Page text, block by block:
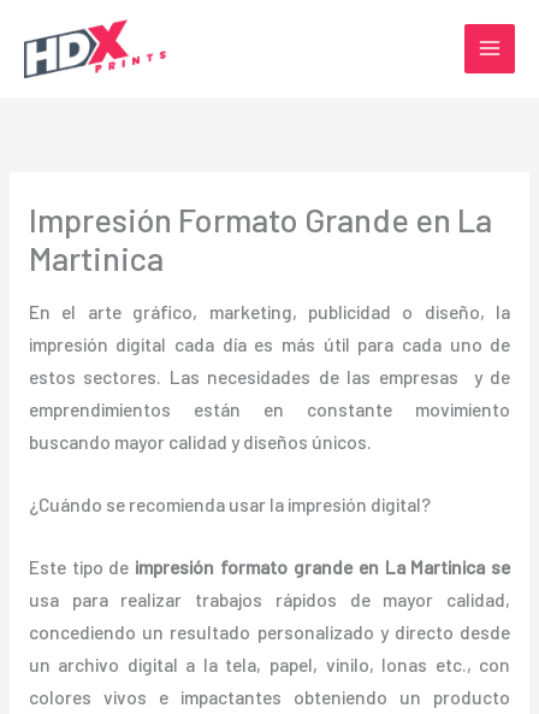
contenido
Impresión Formato Grande en La
Martinica
En el arte gráfico, marketing, publicidad o diseño, la
impresión digital cada día es más útil para cada uno de
estos sectores. Las necesidades de las empresas y de
emprendimientos están en constante movimiento
buscando mayor calidad y diseños únicos.
¿Cuándo se recomienda usar la impresión digital?
Este tipo de impresión formato grande en La Martinica se
usa para realizar trabajos rápidos de mayor calidad,
concediendo un resultado personalizado y directo desde
un archivo digital a la tela, papel, vinilo, lonas etc., con
colores vivos e impactantes obteniendo un producto